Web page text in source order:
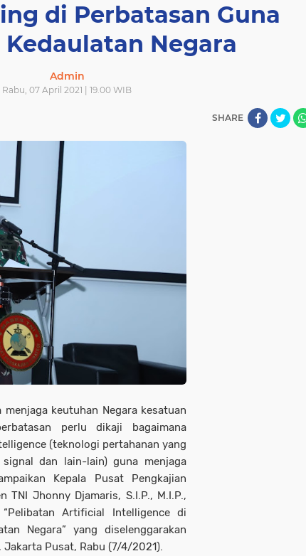
di Perbatasan Guna
Negara
Admin
Rabu, 07 April 2021 | 19.00 WIB
SHARE
menjaga keutuhan Negara kesatuan
perlu dikaji bagaimana
(teknologi pertahanan yang
dan lain-lain) guna menjaga
Kepala Pusat Pengkajian
TNI Jhonny Djamaris, S.I.P., M.I.P.,
Artificial Intelligence di
Negara” yang diselenggarakan
Pusat, Rabu (7/4/2021).